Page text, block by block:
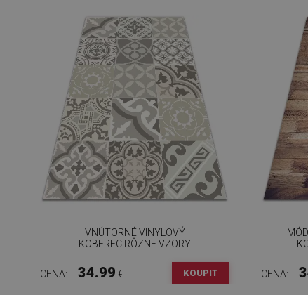
VNÚTORNÉ VINYLOVÝ
KOBEREC RÔZNE VZORY
CENA: 34.99 € KOUPIT CENA: